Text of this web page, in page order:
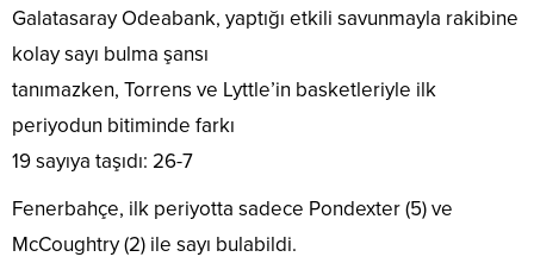
Galatasaray Odeabank, yaptığı etkili savunmayla rakibine
kolay sayı bulma şansı
tanımazken, Torrens ve Lyttle’in basketleriyle ilk
periyodun bitiminde farkı
19 sayıya taşıdı: 26-7
Fenerbahçe, ilk periyotta sadece Pondexter (5) ve
McCoughtry (2) ile sayı bulabildi.